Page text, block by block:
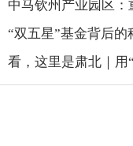
中马钦州产业园区：
“双五星”基金背后
看，这里是肃北｜用